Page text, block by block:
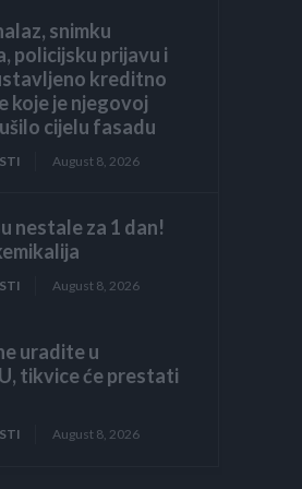
snimku
policijsku prijavu i
kreditno
koje je njegovoj
cijelu fasadu
August 8, 2026
nestale za 1 dan!
August 8, 2026
uradite u
tikvice će prestati
August 8, 2026